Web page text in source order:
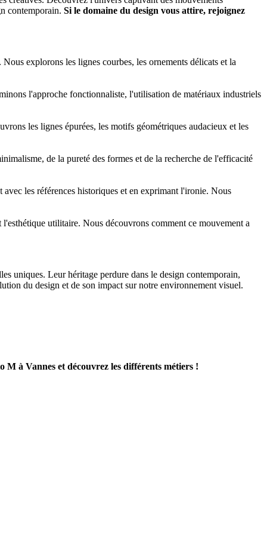
contemporain. Si le domaine du design vous attire, rejoignez
explorons les lignes courbes, les ornements délicats et la
l'approche fonctionnaliste, l'utilisation de matériaux industriels
les lignes épurées, les motifs géométriques audacieux et les
de la pureté des formes et de la recherche de l'efficacité
les références historiques et en exprimant l'ironie. Nous
utilitaire. Nous découvrons comment ce mouvement a
uniques. Leur héritage perdure dans le design contemporain,
du design et de son impact sur notre environnement visuel.
à Vannes et découvrez les différents métiers !